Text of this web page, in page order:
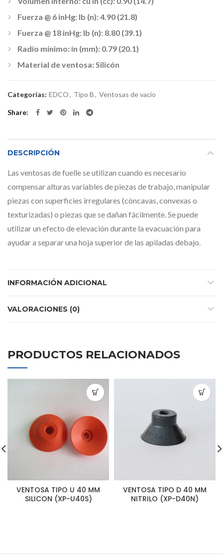
Fuerza @ 6 inHg: lb (n): 4.90 (21.8)
Fuerza @ 18 inHg: lb (n): 8.80 (39.1)
Radio mínimo: in (mm): 0.79 (20.1)
Material de ventosa: Silicón
Categorías: EDCO, Tipo B, Ventosas de vacío
Share
DESCRIPCIÓN
Las ventosas de fuelle se utilizan cuando es necesario
compensar alturas variables de piezas de trabajo, manipular
piezas con superficies irregulares (cóncavas, convexas o
texturizadas) o piezas que se dañan fácilmente. Se puede
utilizar un efecto de elevación durante la evacuación para
ayudar a separar una hoja superior de las apiladas debajo.
INFORMACIÓN ADICIONAL
VALORACIONES (0)
PRODUCTOS RELACIONADOS
VENTOSA TIPO U 40 MM
SILICON (XP-U40S)
VENTOSA TIPO D 40 MM
NITRILO (XP-D40N)